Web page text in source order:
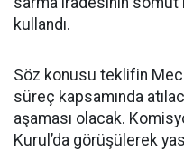
kullandı.
Söz konusu teklifin
süreç kapsamında
aşaması olacak.
Kurul’da görüşülerek